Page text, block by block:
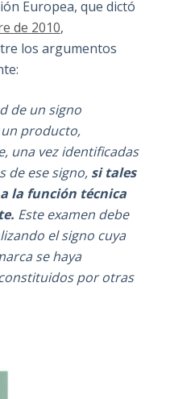
Europea, que dictó
de 2010,
los argumentos
de un signo
producto,
una vez identificadas
de ese signo, si tales
la función técnica
Este examen debe
el signo cuya
se haya
por otras